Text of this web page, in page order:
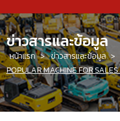
ข่าวสารและข้อมูล
หน้าแรก > ข่าวสารและข้อมูล >
POPULAR MACHINE FOR